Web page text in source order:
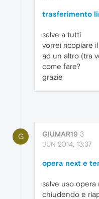
trasferimento
salve a tutti
vorrei ricopiare
ad un altro (tra
come fare?
grazie
G GIUMAR19 3
JUN 2014, 13:37
opera next e
salve uso opera
chiudendo e